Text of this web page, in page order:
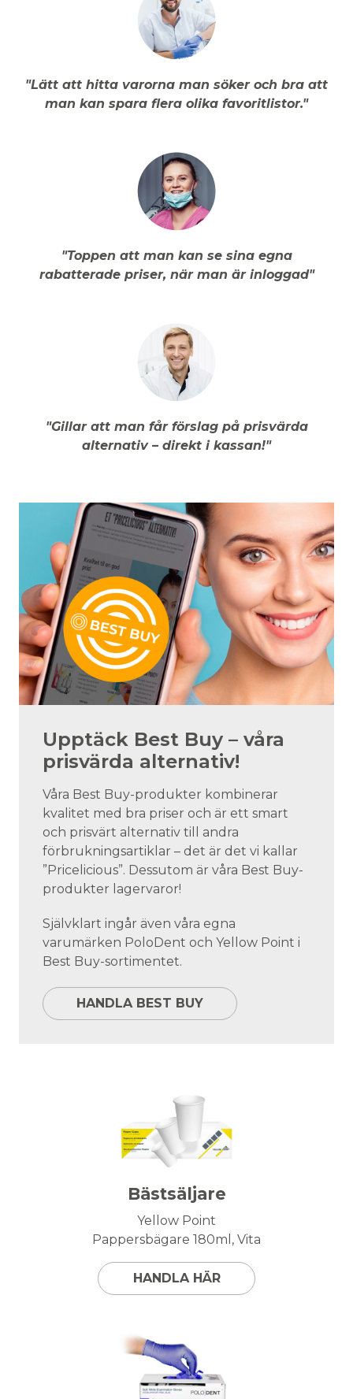
"Lätt att hitta varorna man söker och bra att
man kan spara flera olika favoritlistor."
"Toppen att man kan se sina egna
rabatterade priser, när man är inloggad"
"Gillar att man får förslag på prisvärda
alternativ – direkt i kassan!"
Upptäck Best Buy – våra
prisvärda alternativ!
Våra Best Buy-produkter kombinerar
kvalitet med bra priser och är ett smart
och prisvärt alternativ till andra
förbrukningsartiklar – det är det vi kallar
”Pricelicious”. Dessutom är våra Best Buy-
produkter lagervaror!
Självklart ingår även våra egna
varumärken PoloDent och Yellow Point i
Best Buy-sortimentet.
HANDLA BEST BUY
Bästsäljare
Yellow Point
Pappersbägare 180ml, Vita
HANDLA HÄR